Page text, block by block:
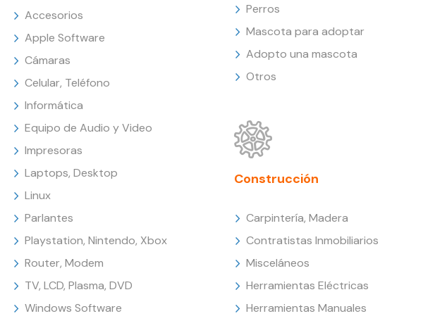
Accesorios
Apple Software
Cámaras
Celular, Teléfono
Informática
Equipo de Audio y Video
Impresoras
Laptops, Desktop
Linux
Parlantes
Playstation, Nintendo, Xbox
Router, Modem
TV, LCD, Plasma, DVD
Windows Software
Perros
Mascota para adoptar
Adopto una mascota
Otros
Construcción
Carpintería, Madera
Contratistas Inmobiliarios
Misceláneos
Herramientas Eléctricas
Herramientas Manuales